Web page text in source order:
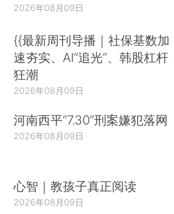
2026年08月09日
{{最新周刊导播｜社保基数加
速夯实、AI“追光”、韩股杠杆
狂潮
2026年08月09日
河南西平“7.30”刑案嫌犯落网
2026年08月09日
心智｜教孩子真正阅读
2026年08月09日